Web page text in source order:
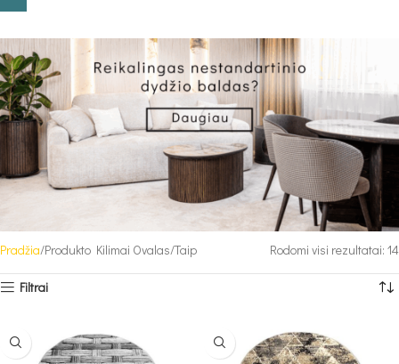
Pradžia Produkto Kilimai Ovalas Taip Rodomi visi rezultatai: 14
Filtrai